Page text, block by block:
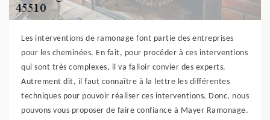
Les interventions de ramonage font partie des entreprises
pour les cheminées. En fait, pour procéder à ces interventions
qui sont très complexes, il va falloir convier des experts.
Autrement dit, il faut connaître à la lettre les différentes
techniques pour pouvoir réaliser ces interventions. Donc, nous
pouvons vous proposer de faire confiance à Mayer Ramonage.